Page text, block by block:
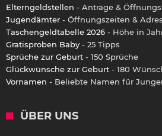
Elterngeldstellen - Anträge &
Jugendämter - Öffnungszeiten &
Taschengeldtabelle 2026 - Höhe in
Gratisproben Baby - 25 Tipps
Sprüche zur Geburt - 150 Sprüche
Glückwünsche zur Geburt - 180
Vornamen - Beliebte Namen für
ÜBER UNS